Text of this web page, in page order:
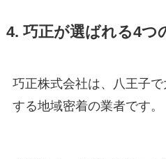
4. 巧正が選ばれる4つ
巧正株式会社は、八王子
する地域密着の業者です。